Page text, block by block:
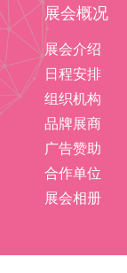
展会概况
展会介绍
日程安排
组织机构
品牌展商
广告赞助
合作单位
展会相册